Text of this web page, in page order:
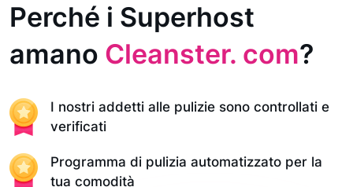
Perché i Superhost
amano Cleanster. com?
I nostri addetti alle pulizie sono controllati e
verificati
Programma di pulizia automatizzato per la
tua comodità